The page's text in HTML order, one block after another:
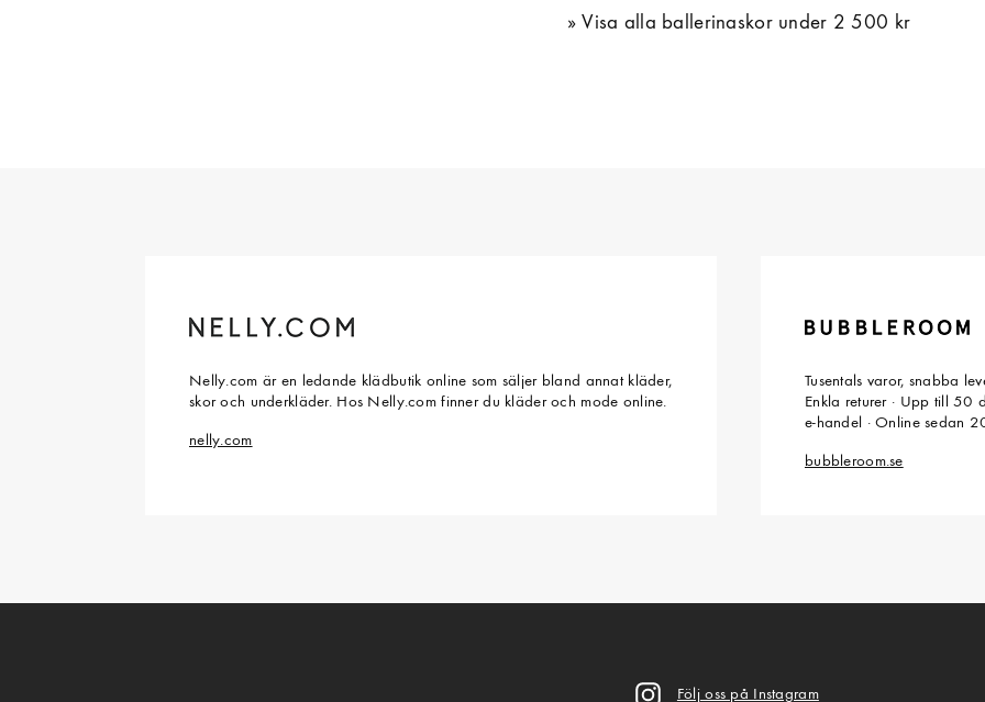
Visa alla ballerinaskor under 2 500 kr
Nelly.com är en ledande klädbutik online som säljer bland annat kläder,
skor och underkläder. Hos Nelly.com finner du kläder och mode online.
nelly.com
Tusentals varor, snabba
Enkla returer · Upp till 50
e-handel · Online sedan
bubbleroom.se
Följ oss på Instagram